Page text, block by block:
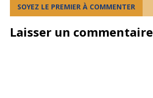
SOYEZ LE PREMIER À COMMENTER
Laisser un commentaire